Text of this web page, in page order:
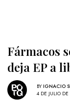
Fármacos
deja EP a
BY IGNACIO
4 DE JULIO DE